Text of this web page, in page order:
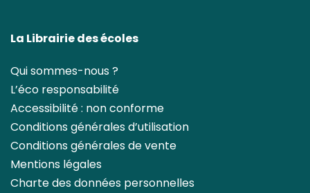
La Librairie des écoles
Qui sommes-nous ?
L’éco responsabilité
Accessibilité : non conforme
Conditions générales d’utilisation
Conditions générales de vente
Mentions légales
Charte des données personnelles